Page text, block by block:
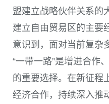
盟建立战略伙伴关系的
建立自由贸易区的主要
意识到，面对当前复杂
“一带一路”是增进合作
的重要选择。在新征程
经济合作，持续深入推